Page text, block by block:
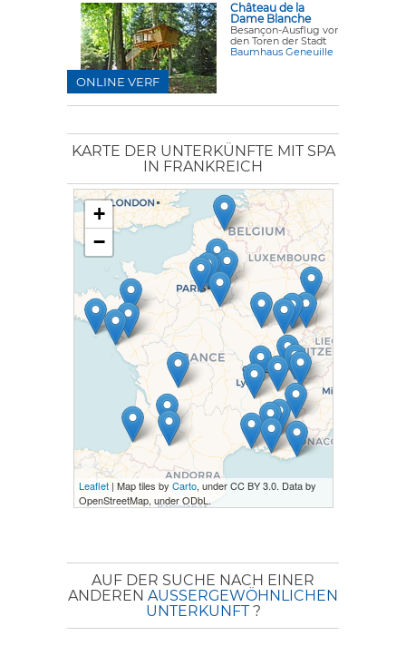
Château de la
Dame Blanche
Besançon-Ausflug vor
den Toren der Stadt
Baumhaus Geneuille
ONLINE VERF
KARTE DER UNTERKÜNFTE MIT SPA
IN FRANKREICH
+
−
Leaflet| Map tiles by Carto, under CC BY 3.0. Data by
OpenStreetMap, under ODbL.
AUF DER SUCHE NACH EINER
ANDEREN AUSSERGEWÖHNLICHEN U
NTERKUNFT?